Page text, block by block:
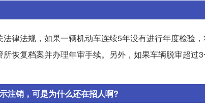
律法规，如果一辆机动车连续5年没有进行年度检验
恢复档案并办理年审手续。另外，如果车辆脱审超过
注销，可是为什么还在招人啊?